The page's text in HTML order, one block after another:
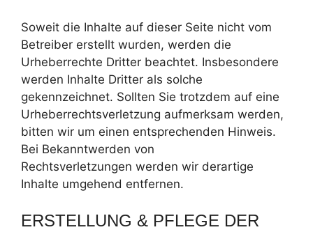
Soweit die Inhalte auf dieser Seite nicht vom
Betreiber erstellt wurden, werden die
Urheberrechte Dritter beachtet. Insbesondere
werden Inhalte Dritter als solche
gekennzeichnet. Sollten Sie trotzdem auf eine
Urheberrechtsverletzung aufmerksam werden,
bitten wir um einen entsprechenden Hinweis.
Bei Bekanntwerden von
Rechtsverletzungen werden wir derartige
Inhalte umgehend entfernen.
ERSTELLUNG & PFLEGE DER